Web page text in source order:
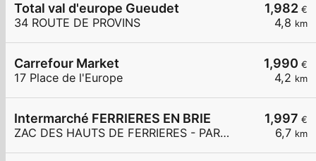
1,982 €
4,8 km
Total val d'europe Gueudet
34 ROUTE DE PROVINS
1,990 €
4,2 km
Carrefour Market
17 Place de l'Europe
1,997 €
6,7 km
Intermarché FERRIERES EN BRIE
ZAC DES HAUTS DE FERRIERES - PARC DES MERLETTES